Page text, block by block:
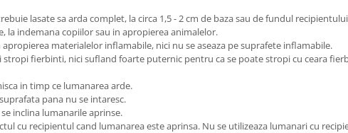
lasate sa arda complet, la circa 1,5 - 2 cm de baza sau de fundul
la indemana copiilor sau in apropierea animalelor.
materialelor inflamabile, nici nu se aseaza pe suprafete inflamabile.
fierbinti, nici sufland foarte puternic pentru ca se poate stropi cu ceara
in timp ce lumanarea arde.
pana nu se intaresc.
inclina lumanarile aprinse.
cu recipientul cand lumanarea este aprinsa. Nu se utilizeaza lumanari cu